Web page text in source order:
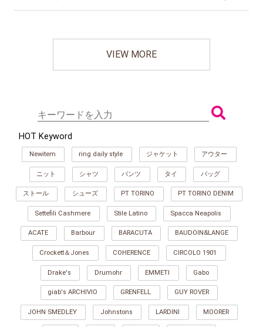
VIEW MORE
HOT Keyword
Newitem ring daily style ジャケット アウター
ニット シャツ パンツ タイ バッグ
ストール シューズ PT TORINO PT TORINO DENIM
Settefili Cashmere Stile Latino Spacca Neapolis
ACATE Barbour BARACUTA BAUDOIN&LANGE
Crockett＆Jones COHERENCE CIRCOLO 1901
Drake's Drumohr EMMETI Gabo
giab's ARCHIVIO GRENFELL GUY ROVER
JOHN SMEDLEY Johnstons LARDINI MOORER